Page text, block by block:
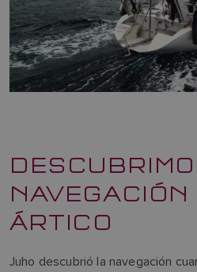
ÁRTICO
Juho descubrió la navegación